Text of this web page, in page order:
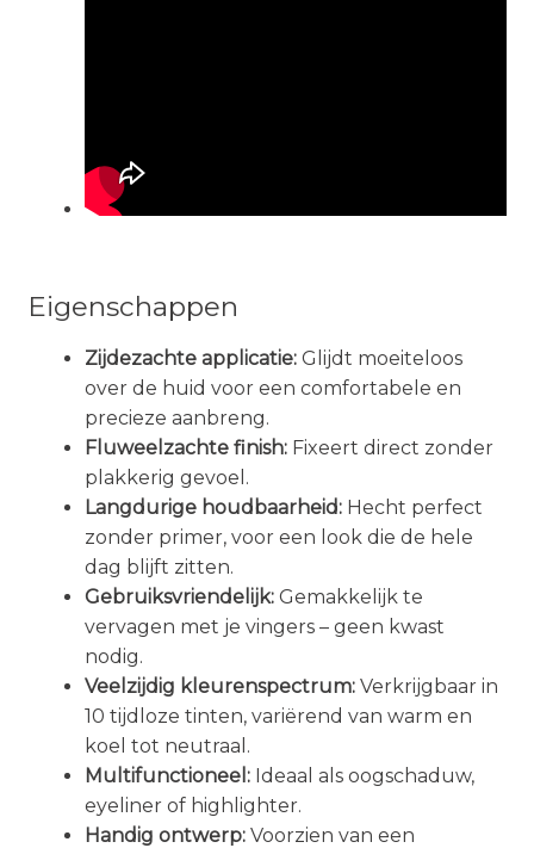
Eigenschappen
Zijdezachte applicatie:Glijdt moeiteloos
over de huid voor een comfortabele en
precieze aanbreng.
Fluweelzachte finish:Fixeert direct zonder
plakkerig gevoel.
Langdurige houdbaarheid:Hecht perfect
zonder primer, voor een look die de hele
dag blijft zitten.
Gebruiksvriendelijk:Gemakkelijk te
vervagen met je vingers – geen kwast
nodig.
Veelzijdig kleurenspectrum:Verkrijgbaar in
10 tijdloze tinten, variërend van warm en
koel tot neutraal.
Multifunctioneel:Ideaal als oogschaduw,
eyeliner of highlighter.
Handig ontwerp:Voorzien van een